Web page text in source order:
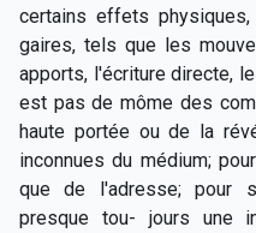
certains effets
gaires, tels que les
apports, l'écriture directe,
est pas de môme des
haute portée ou de la
inconnues du médium;
que de l'adresse; pour
presque tou- jours une